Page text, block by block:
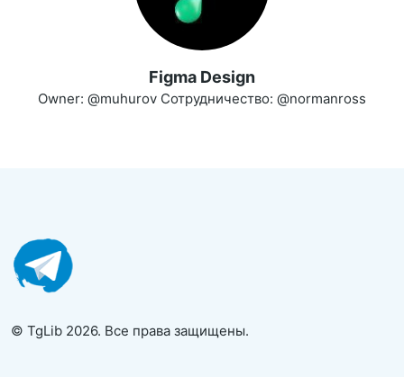
Figma Design
Owner: @muhurov Сотрудничество: @normanross
© TgLib 2026. Все права защищены.